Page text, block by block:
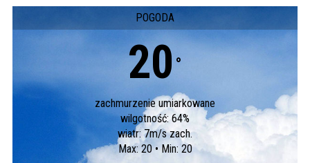
POGODA
20 °
zachmurzenie umiarkowane
wilgotność: 64%
wiatr: 7m/s zach.
Max: 20 • Min: 20